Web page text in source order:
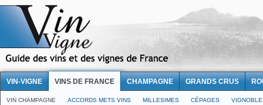
VIN-VIGNE VINS DE FRANCE CHAMPAGNE GRANDS CRUS
VIN CHAMPAGNE ACCORDS METS VINS MILLESIMES CÉPAGES